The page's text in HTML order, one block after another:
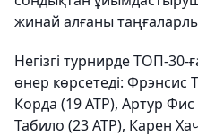
жинай алғаны
Негізгі турнирде ТОП-
өнер көрсетеді: Фрэнсис
Корда (19 АТР), Артур
Табило (23 АТР), Карен